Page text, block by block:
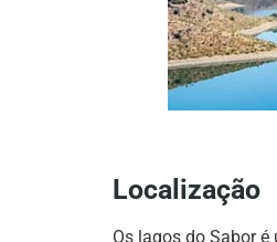
Localização
Os lagos do Sabor